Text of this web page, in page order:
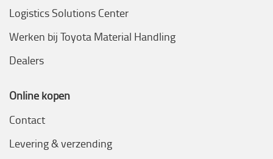
Logistics Solutions Center
Werken bij Toyota Material Handling
Dealers
Online kopen
Contact
Levering & verzending